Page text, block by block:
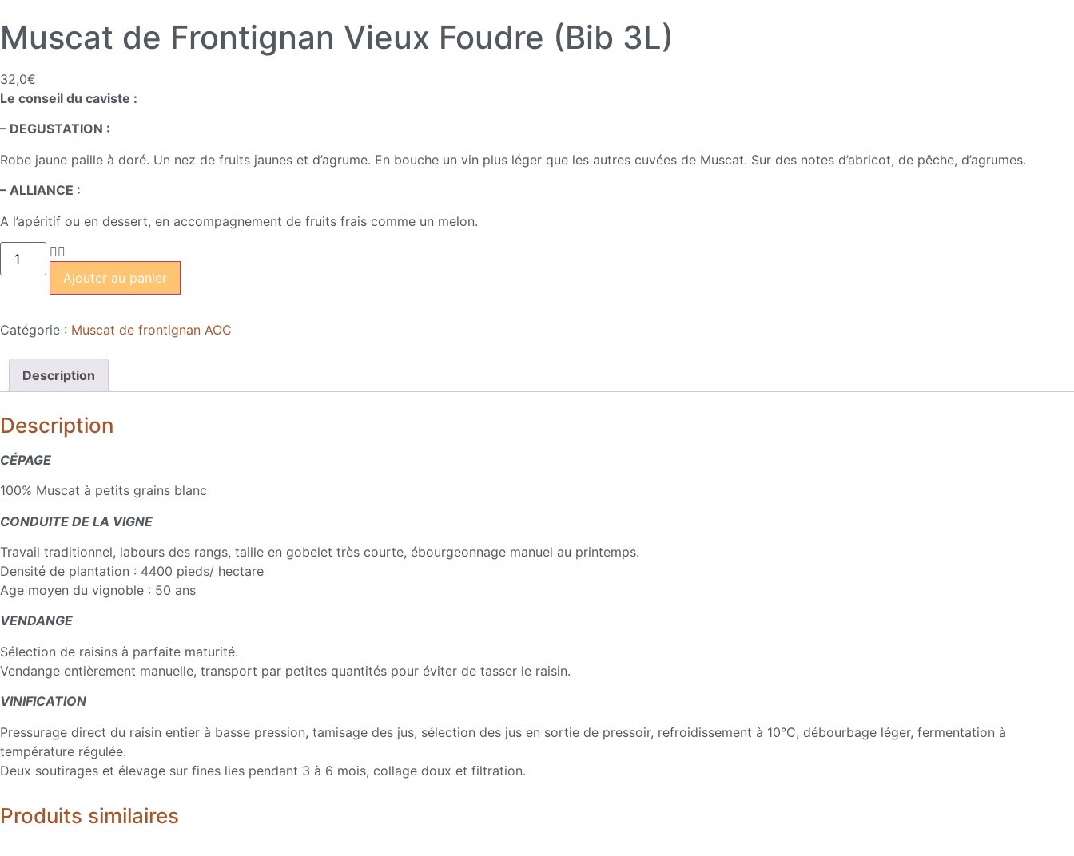
Muscat de Frontignan Vieux Foudre (Bib 3L)
32,0€
Le conseil du caviste :
– DEGUSTATION :
Robe jaune paille à doré. Un nez de fruits jaunes et d’agrume. En bouche un vin plus léger que les autres cuvées de Muscat. Sur des notes d’abricot, de pêche, d’agrumes.
– ALLIANCE :
A l’apéritif ou en dessert, en accompagnement de fruits frais comme un melon.
Ajouter au panier
Catégorie : Muscat de frontignan AOC
Description
Description
CÉPAGE
100% Muscat à petits grains blanc
CONDUITE DE LA VIGNE
Travail traditionnel, labours des rangs, taille en gobelet très courte, ébourgeonnage manuel au printemps.
Densité de plantation : 4400 pieds/ hectare
Age moyen du vignoble : 50 ans
VENDANGE
Sélection de raisins à parfaite maturité.
Vendange entièrement manuelle, transport par petites quantités pour éviter de tasser le raisin.
VINIFICATION
Pressurage direct du raisin entier à basse pression, tamisage des jus, sélection des jus en sortie de pressoir, refroidissement à 10°C, débourbage léger, fermentation à
température régulée.
Deux soutirages et élevage sur fines lies pendant 3 à 6 mois, collage doux et filtration.
Produits similaires